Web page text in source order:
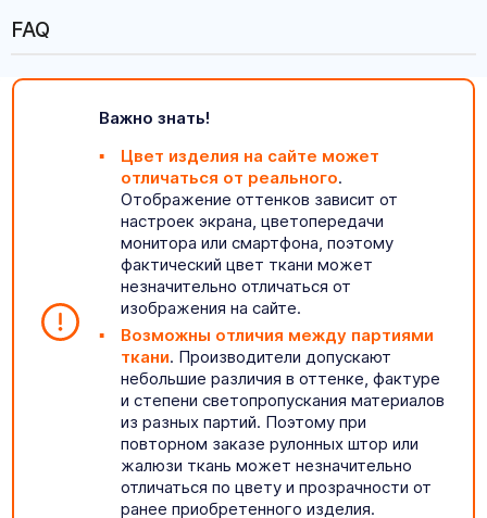
FAQ
Важно знать!
Цвет изделия на сайте может
отличаться от реального.
Отображение оттенков зависит от
настроек экрана, цветопередачи
монитора или смартфона, поэтому
фактический цвет ткани может
незначительно отличаться от
изображения на сайте.
Возможны отличия между партиями
ткани. Производители допускают
небольшие различия в оттенке, фактуре
и степени светопропускания материалов
из разных партий. Поэтому при
повторном заказе рулонных штор или
жалюзи ткань может незначительно
отличаться по цвету и прозрачности от
ранее приобретенного изделия.